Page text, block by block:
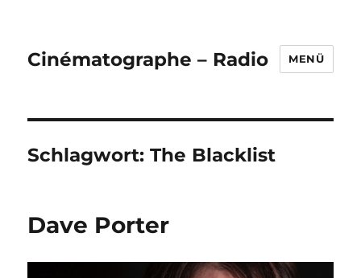
Cinématographe – Radio MENÜ
Schlagwort:The Blacklist
Dave Porter